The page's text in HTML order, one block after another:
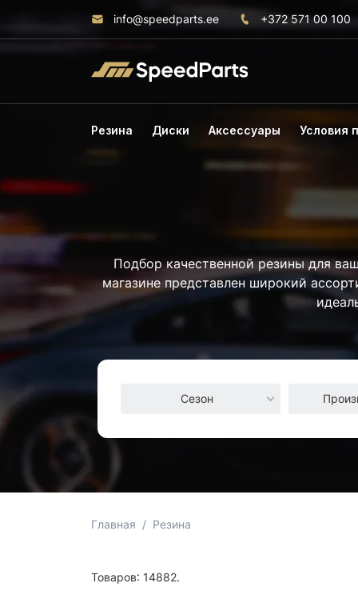
info@speedparts.ee +372 571 00 100
Резина Диски Аксессуары Условия
Подбор качественной резины для
магазине представлен широкий
Сезон
Главная Резина
Товаров: 14882.